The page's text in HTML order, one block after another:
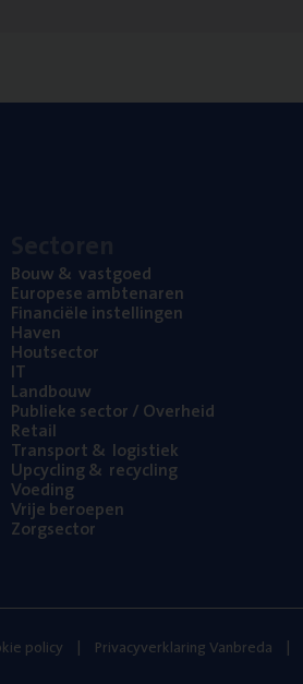
Bouw& vastgoed
Euro­pe­se ambtenaren
Finan­ci­ë­le instellingen
Haven
Hout­sec­tor
IT
Land­bouw
Publie­ke sec­tor / Overheid
Retail
Trans­port& logistiek
Upcy­cling& recycling
Voe­ding
Vrije beroe­pen
Zorg­sec­tor
policy Privacyverklaring Vanbreda